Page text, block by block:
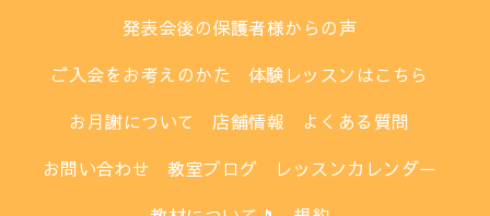
発表会後の保護者様からの声
ご入会をお考えのかた
体験レッスンはこちら
お月謝について
店舗情報
よくある質問
お問い合わせ
教室ブログ
レッスンカレンダー